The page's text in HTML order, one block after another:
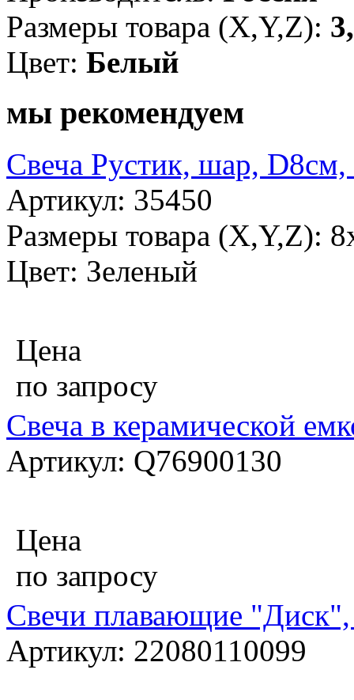
Размеры товара (X,Y,Z):
Цвет: Белый
мы рекомендуем
Свеча Рустик, шар,
Артикул: 35450
Размеры товара (X,Y,Z):
Цвет: Зеленый
Цена
по запросу
Свеча в керамической
Артикул: Q76900130
Цена
по запросу
Свечи плавающие
Артикул: 22080110099